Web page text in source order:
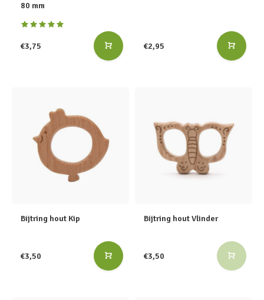
80 mm
€3,75 €2,95
Bijtring hout Kip
€3,50
Bijtring hout Vlinder
€3,50